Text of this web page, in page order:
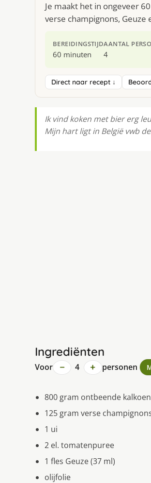
Je maakt het in ongeveer
verse champignons, Geuze
BEREIDINGSTIJD
60 minuten
AANTAL
4
Direct naar recept ↓
Ik vind koken met bier erg
Mijn hart ligt in België vwb
Ingrediënten
Voor − 4 + personen
800 gram ontbeende
125 gram verse
1 ui
2 el. tomatenpuree
1 fles Geuze (37 ml)
olijfolie